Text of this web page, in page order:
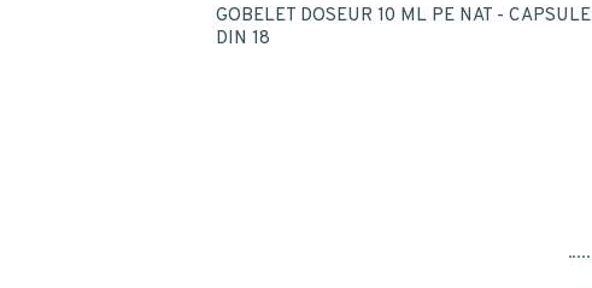
GOBELET DOSEUR 10 ML PE NAT - CAPSULE
DIN 18